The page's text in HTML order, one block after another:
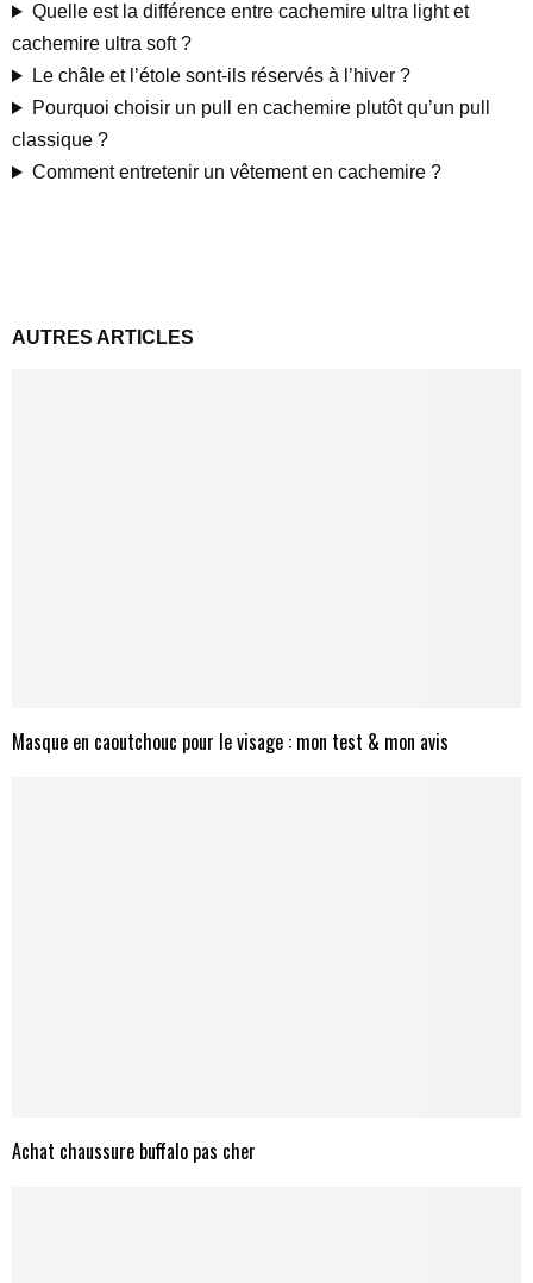
Quelle est la différence entre cachemire ultra light et
cachemire ultra soft ?
Le châle et l’étole sont-ils réservés à l’hiver ?
Pourquoi choisir un pull en cachemire plutôt qu’un pull
classique ?
Comment entretenir un vêtement en cachemire ?
AUTRES ARTICLES
Masque en caoutchouc pour le visage : mon test & mon avis
Achat chaussure buffalo pas cher